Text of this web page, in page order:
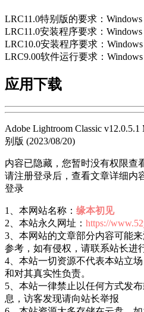
LRC11.0特别版的要求：
LRC11.0安装程序要求：
LRC10.0安装程序要求：
LRC9.00软件运行要求：
应用下载
Adobe Lightroom Classic
别版 (2023/08/20)
内容已隐藏，您暂时没有权限查
请注册登录后，查看文章详细内
登录
1、本网站名称： 缘本初见
2、本站永久网址： https://
3、本网站的文章部分内容可能
参考，如有侵权，请联系站长进
4、本站一切资源不代表本站立
和对其真实性负责。
5、本站一律禁止以任何方式发
息，访客发现请向站长举报